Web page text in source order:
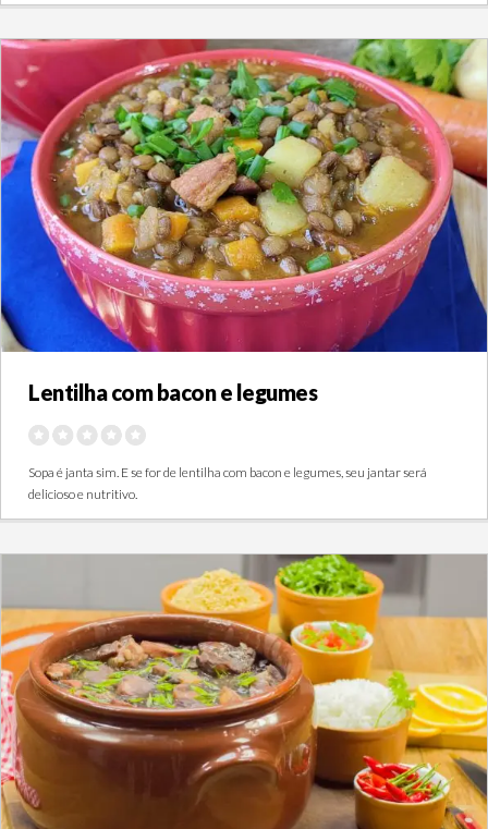
Lentilha com bacon e legumes
Sopa é janta sim. E se for de lentilha com bacon e legumes, seu jantar será
delicioso e nutritivo.